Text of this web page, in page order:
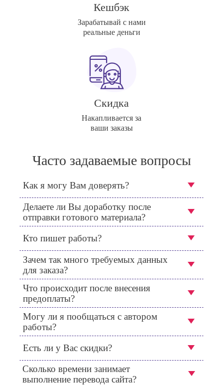
Кешбэк
Зарабатывай с нами
реальные деньги
Скидка
Накапливается за
ваши заказы
Часто задаваемые вопросы
Как я могу Вам доверять?
Делаете ли Вы доработку после
отправки готового материала?
Кто пишет работы?
Зачем так много требуемых данных
для заказа?
Что происходит после внесения
предоплаты?
Могу ли я пообщаться с автором
работы?
Есть ли у Вас скидки?
Сколько времени занимает
выполнение перевода сайта?